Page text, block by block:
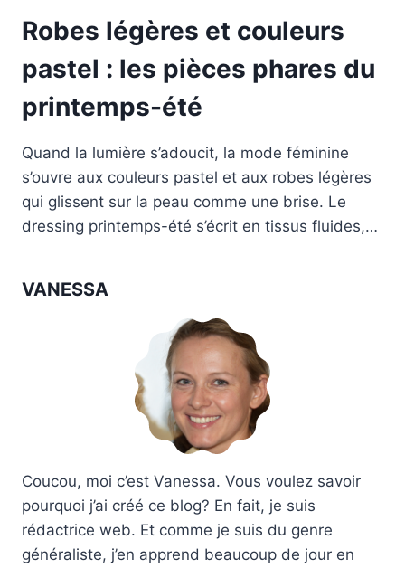
Robes légères et couleurs
pastel : les pièces phares du
printemps-été
Quand la lumière s’adoucit, la mode féminine
s’ouvre aux couleurs pastel et aux robes légères
qui glissent sur la peau comme une brise. Le
dressing printemps-été s’écrit en tissus fluides,…
VANESSA
Coucou, moi c’est Vanessa. Vous voulez savoir
pourquoi j’ai créé ce blog? En fait, je suis
rédactrice web. Et comme je suis du genre
généraliste, j’en apprend beaucoup de jour en